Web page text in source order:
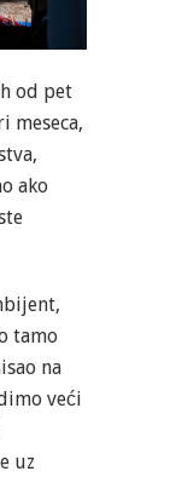
od pet
meseca,
ako
tamo
na
veći
uz